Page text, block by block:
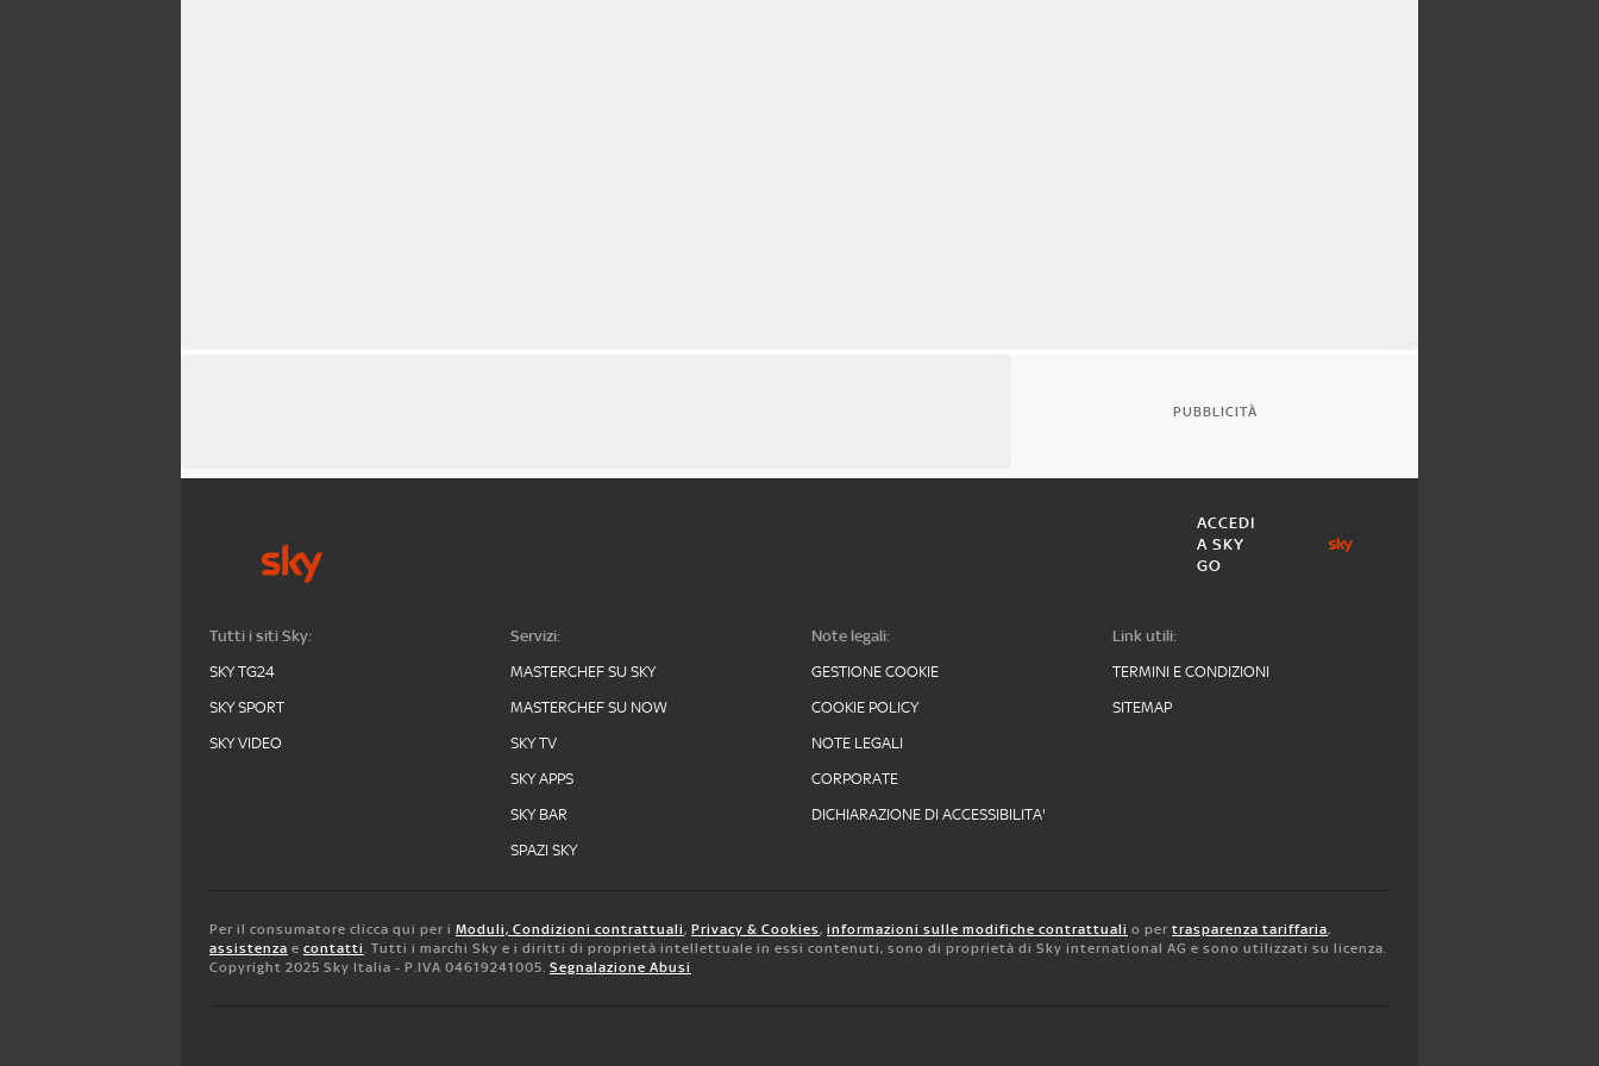
PUBBLICITÀ
ACCEDI
A SKY
GO
Tutti i siti Sky:
SKY TG24
SKY SPORT
SKY VIDEO
Servizi:
MASTERCHEF SU SKY
MASTERCHEF SU NOW
SKY TV
SKY APPS
SKY BAR
SPAZI SKY
Note legali:
GESTIONE COOKIE
COOKIE POLICY
NOTE LEGALI
CORPORATE
DICHIARAZIONE DI ACCESSIBILITA'
Link utili:
TERMINI E CONDIZIONI
SITEMAP
Per il consumatore clicca qui per i Moduli, Condizioni contrattuali, Privacy & Cookies, informazioni sulle modifiche contrattuali o per trasparenza tariffaria,
assistenza e contatti. Tutti i marchi Sky e i diritti di proprietà intellettuale in essi contenuti, sono di proprietà di Sky international AG e sono utilizzati su licenza.
Copyright 2025 Sky Italia - P.IVA 04619241005. Segnalazione Abusi